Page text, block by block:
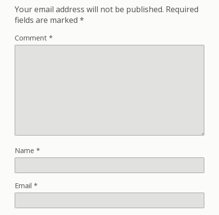
Your email address will not be published. Required
fields are marked *
Comment *
Name *
Email *